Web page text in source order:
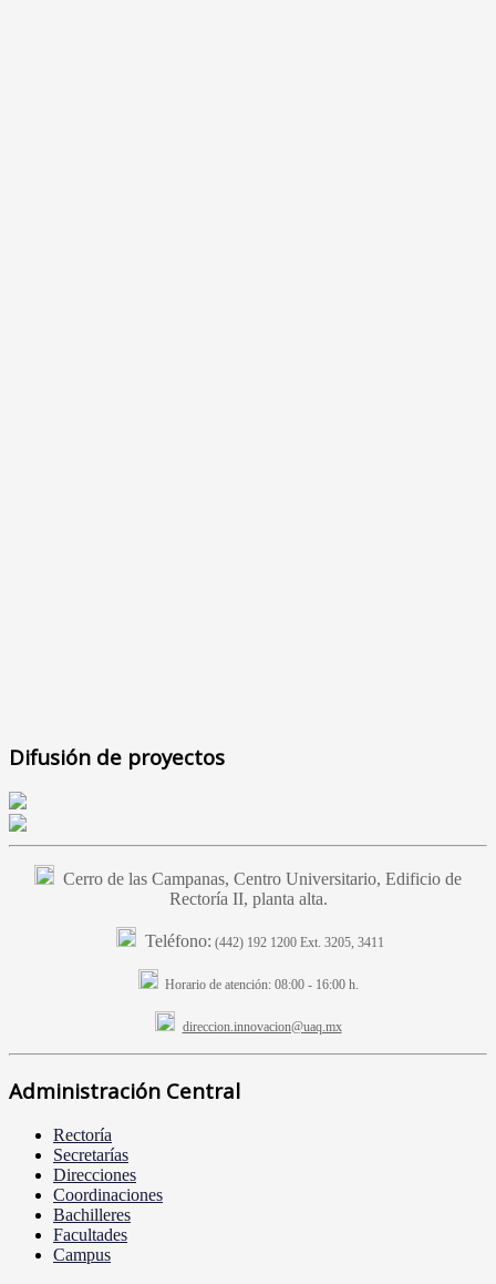
Difusión de proyectos
Cerro de las Campanas, Centro Universitario, Edificio de
Rectoría II, planta alta.
Teléfono: (442) 192 1200 Ext. 3205, 3411
Horario de atención:08:00 - 16:00 h.
direccion.innovacion@uaq.mx
Administración Central
Rectoría
Secretarías
Direcciones
Coordinaciones
Bachilleres
Facultades
Campus